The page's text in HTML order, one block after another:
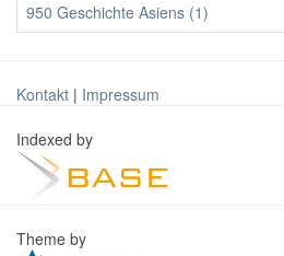
950 Geschichte Asiens (1)
Kontakt | Impressum
Indexed by
Theme by